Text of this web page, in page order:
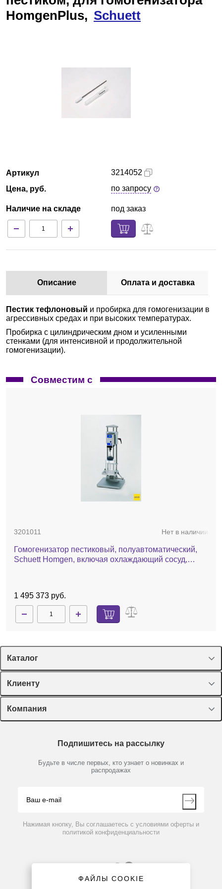
Кемерово
Доставка и оплата
Контакты
HomgenPlus, Schuett
Артикул
Цена, руб.
Наличие на складе
3214052
по запросу
под заказ
Описание Оплата и доставка
Пестик тефлоновый и пробирка для гомогенизации в
агрессивных средах и при высоких температурах.
Пробирка с цилиндрическим дном и усиленными
стенками (для интенсивной и продолжительной
гомогенизации).
Совместим с
3201011 Нет в наличии
Гомогенизатор пестиковый, полуавтоматический,
Schuett Homgen, включая охлаждающий сосуд,
1 495 373 руб.
Каталог
Спецпредложения
Оборудование, приборы
Пластик, стекло, принадлежности
Химические реактивы, препараты, наборы
Производители
Клиенту
Лекторий Диаэм
Доставка и оплата
Мобильное приложение
Компания
Партнеры
Контакты
Подпишитесь на рассылку
Будьте в числе первых, кто узнает о новинках и
распродажах
Нажимая кнопку, Вы соглашаетесь с условиями оферты и
политикой конфиденциальности
ФАЙЛЫ COOKIE